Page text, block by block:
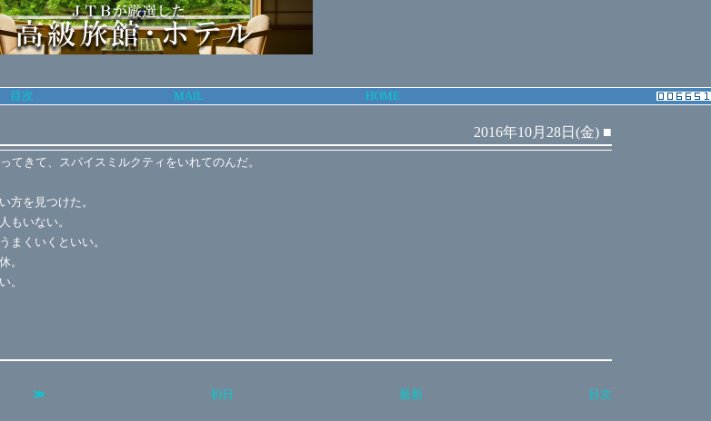
目次 MAIL HOME
2016年10月28日(金) ■
てきて、スパイスミルクティをいれてのんだ。
方を見つけた。
もいない。
まくいくといい。
。
。
≫ 初日 最新 目次